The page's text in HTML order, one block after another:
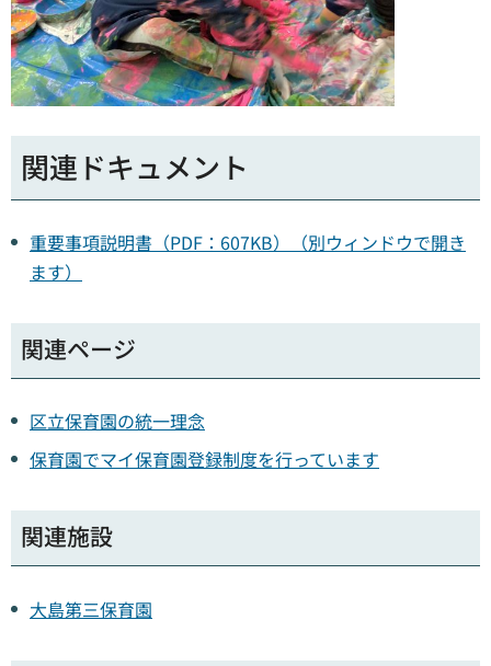
関連ドキュメント
重要事項説明書（PDF：607KB）（別ウィンドウで開き
ます）
関連ページ
区立保育園の統一理念
保育園でマイ保育園登録制度を行っています
関連施設
大島第三保育園